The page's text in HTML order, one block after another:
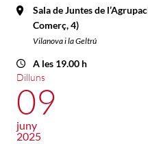
Sala de Juntes de
Comerç, 4)
Vilanova i la Geltrú
A les 19.00 h
Dilluns
09
juny
2025